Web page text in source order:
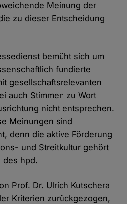
Meinung der
zu dieser Entscheidung
bemüht sich um
fundierte
gesellschaftsrelevanten
auch Stimmen zu Wort
nicht entsprechen.
Meinungen sind
denn die aktive Förderung
und Streitkultur gehört
des hpd.
Prof. Dr. Ulrich Kutschera
Kriterien zurückgezogen,